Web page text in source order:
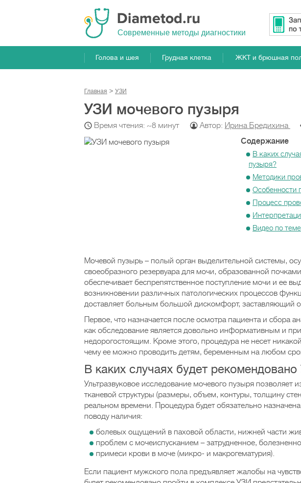
Cовременные методы диагностики
Голова и шея Грудная клетка ЖКТ и брюшная
Главная УЗИ
УЗИ мочевого пузыря
Время чтения: ~8 минут Автор: Ирина Бредихина
Содержание
В каких
пузыря?
Методики
Особенности
Процесс
Видео по теме
Мочевой пузырь – полый орган выделительной системы,
своеобразного резервуара для мочи, образованной
обеспечивает беспрепятственное поступление мочи и ее
возникновении различных патологических процессов
доставляет больным большой дискомфорт, заставляющий
Первое, что назначается после осмотра пациента и сбора
как обследование является довольно информативным и
недорогостоящим. Кроме этого, процедура не несет
чему ее можно проводить детям, беременным на любом
В каких случаях будет
Ультразвуковое исследование мочевого пузыря позволяет
тканевой структуры (размеры, объем, контуры, толщину
реальном времени. Процедура будет обязательно
поводу наличия:
болевых ощущений в паховой области, нижней части
проблем с мочеиспусканием – затрудненное,
примеси крови в моче (микро- и макрогематурия).
Если пациент мужского пола предъявляет жалобы на